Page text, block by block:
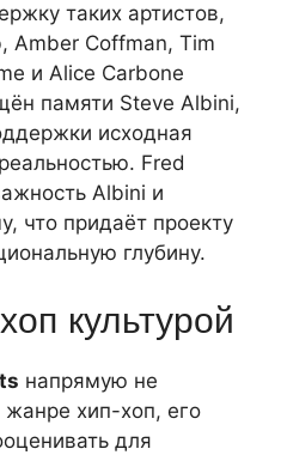
таких артистов,
Amber Coffman, Tim
и Alice Carbone
памяти Steve Albini,
исходная
Fred
Albini и
что придаёт проекту
глубину.
культурой
напрямую не
хип-хоп, его
для